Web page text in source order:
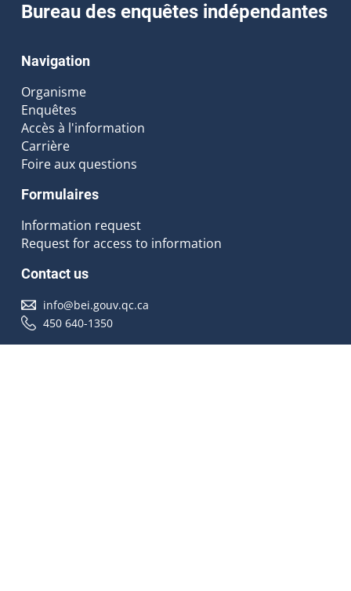
Bureau des enquêtes indépendantes
Navigation
Organisme
Enquêtes
Accès à l'information
Carrière
Foire aux questions
Formulaires
Information request
Request for access to information
Contact us
info@bei.gouv.qc.ca
450 640-1350